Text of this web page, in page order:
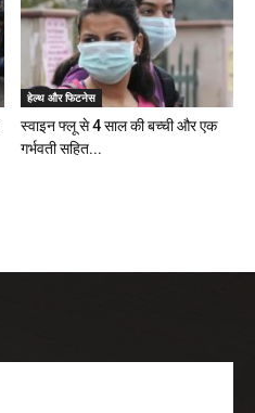
हेल्थ और फिटनेस
स्वाइन फ्लू से 4 साल की बच्ची और एक
गर्भवती सहित...